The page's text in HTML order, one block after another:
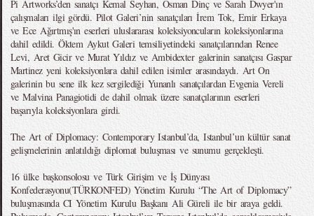
Pi Artworks’den sanatçı Kemal Seyhan, Osman Dinç ve Sarah Dwyer'ın
çalışmaları ilgi gördü. Pilot Galeri’nin sanatçıları İrem Tok, Emir Erkaya
ve Ece Ağırtmış'ın eserleri uluslararası koleksiyoncuların koleksiyonlarına
dahil edildi. Öktem Aykut Galeri temsiliyetindeki sanatçılarından Renee
Levi, Aret Gicir ve Murat Yıldız ve Ambidexter galerinin sanatçısı Gaspar
Martinez yeni koleksiyonlara dahil edilen isimler arasındaydı. Art On
galerinin bu sene ilk kez sergilediği Yunanlı sanatçılardan Evgenia Vereli
ve Malvina Panagiotidi de dahil olmak üzere sanatçılarının eserleri
başarıyla koleksiyonlara girdi.
The Art of Diplomacy: Contemporary Istanbul’da, Istanbul’un kültür sanat
gelişmelerinin anlatıldığı diplomat buluşması ve sunumu gerçekleşti.
16 ülke başkonsolosu ve Türk Girişim ve İş Dünyası
Konfederasyonu(TÜRKONFED) Yönetim Kurulu “The Art of Diplomacy”
buluşmasında CI Yönetim Kurulu Başkanı Ali Güreli ile bir araya geldi.